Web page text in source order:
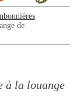
de
à la louange